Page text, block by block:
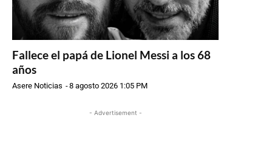
Fallece el papá de Lionel Messi a los 68
años
Asere Noticias -8 agosto 2026 1:05 PM
- Advertisement -